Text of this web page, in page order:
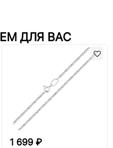
ДЛЯ ВАС
1 699 ₽